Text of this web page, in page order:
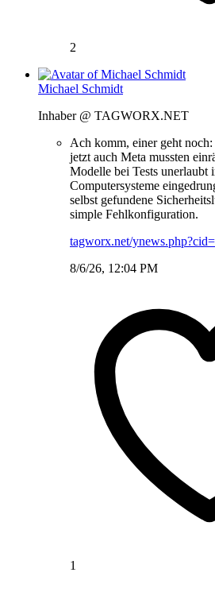
2
Michael Schmidt
Inhaber @ TAGWORX.NET
Ach komm, einer geht
jetzt auch Meta mussten
Modelle bei Tests unerlaubt
Computersysteme
selbst gefundene
simple Fehlkonfiguration.
tagworx.net/
8/6/26, 12:04 PM
1